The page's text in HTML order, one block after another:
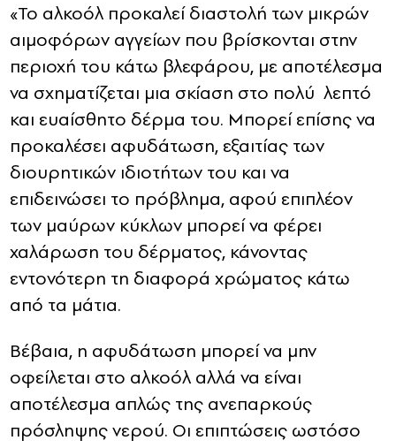
«Το αλκοόλ προκαλεί διαστολή των μικρών
αιμοφόρων αγγείων που βρίσκονται στην
περιοχή του κάτω βλεφάρου, με αποτέλεσμα
να σχηματίζεται μια σκίαση στο πολύ λεπτό
και ευαίσθητο δέρμα του. Μπορεί επίσης να
προκαλέσει αφυδάτωση, εξαιτίας των
διουρητικών ιδιοτήτων του και να
επιδεινώσει το πρόβλημα, αφού επιπλέον
των μαύρων κύκλων μπορεί να φέρει
χαλάρωση του δέρματος, κάνοντας
εντονότερη τη διαφορά χρώματος κάτω
από τα μάτια.
Βέβαια, η αφυδάτωση μπορεί να μην
οφείλεται στο αλκοόλ αλλά να είναι
αποτέλεσμα απλώς της ανεπαρκούς
πρόσληψης νερού. Οι επιπτώσεις ωστόσο